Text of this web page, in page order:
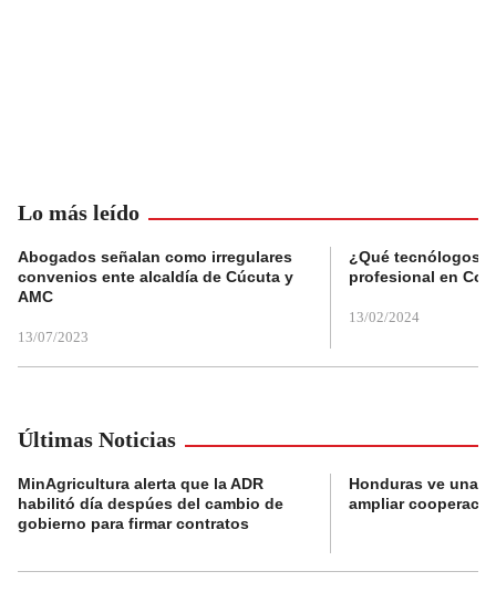
Lo más leído
Abogados señalan como irregulares
convenios ente alcaldía de Cúcuta y
AMC
13/07/2023
¿Qué tecnólogos
profesional en
13/02/2024
Últimas Noticias
MinAgricultura alerta que la ADR
habilitó día despúes del cambio de
gobierno para firmar contratos
Honduras ve una
ampliar